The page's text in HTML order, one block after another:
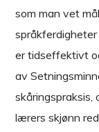
som man vet
språkferdigheter
er tidseffektivt
av
skåringspraksis,
lærers skjønn